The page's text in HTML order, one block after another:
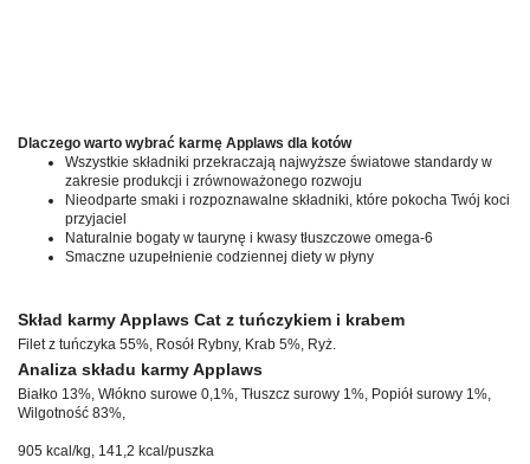
Dlaczego warto wybrać karmę Applaws dla kotów
Wszystkie składniki przekraczają najwyższe światowe standardy w
zakresie produkcji i zrównoważonego rozwoju
Nieodparte smaki i rozpoznawalne składniki, które pokocha Twój koci
przyjaciel
Naturalnie bogaty w taurynę i kwasy tłuszczowe omega-6
Smaczne uzupełnienie codziennej diety w płyny
Skład karmy Applaws Cat z tuńczykiem i krabem
Filet z tuńczyka 55%, Rosół Rybny, Krab 5%, Ryż.
Analiza składu karmy Applaws
Białko 13%, Włókno surowe 0,1%, Tłuszcz surowy 1%, Popiół surowy 1%,
Wilgotność 83%,
905 kcal/kg, 141,2 kcal/puszka